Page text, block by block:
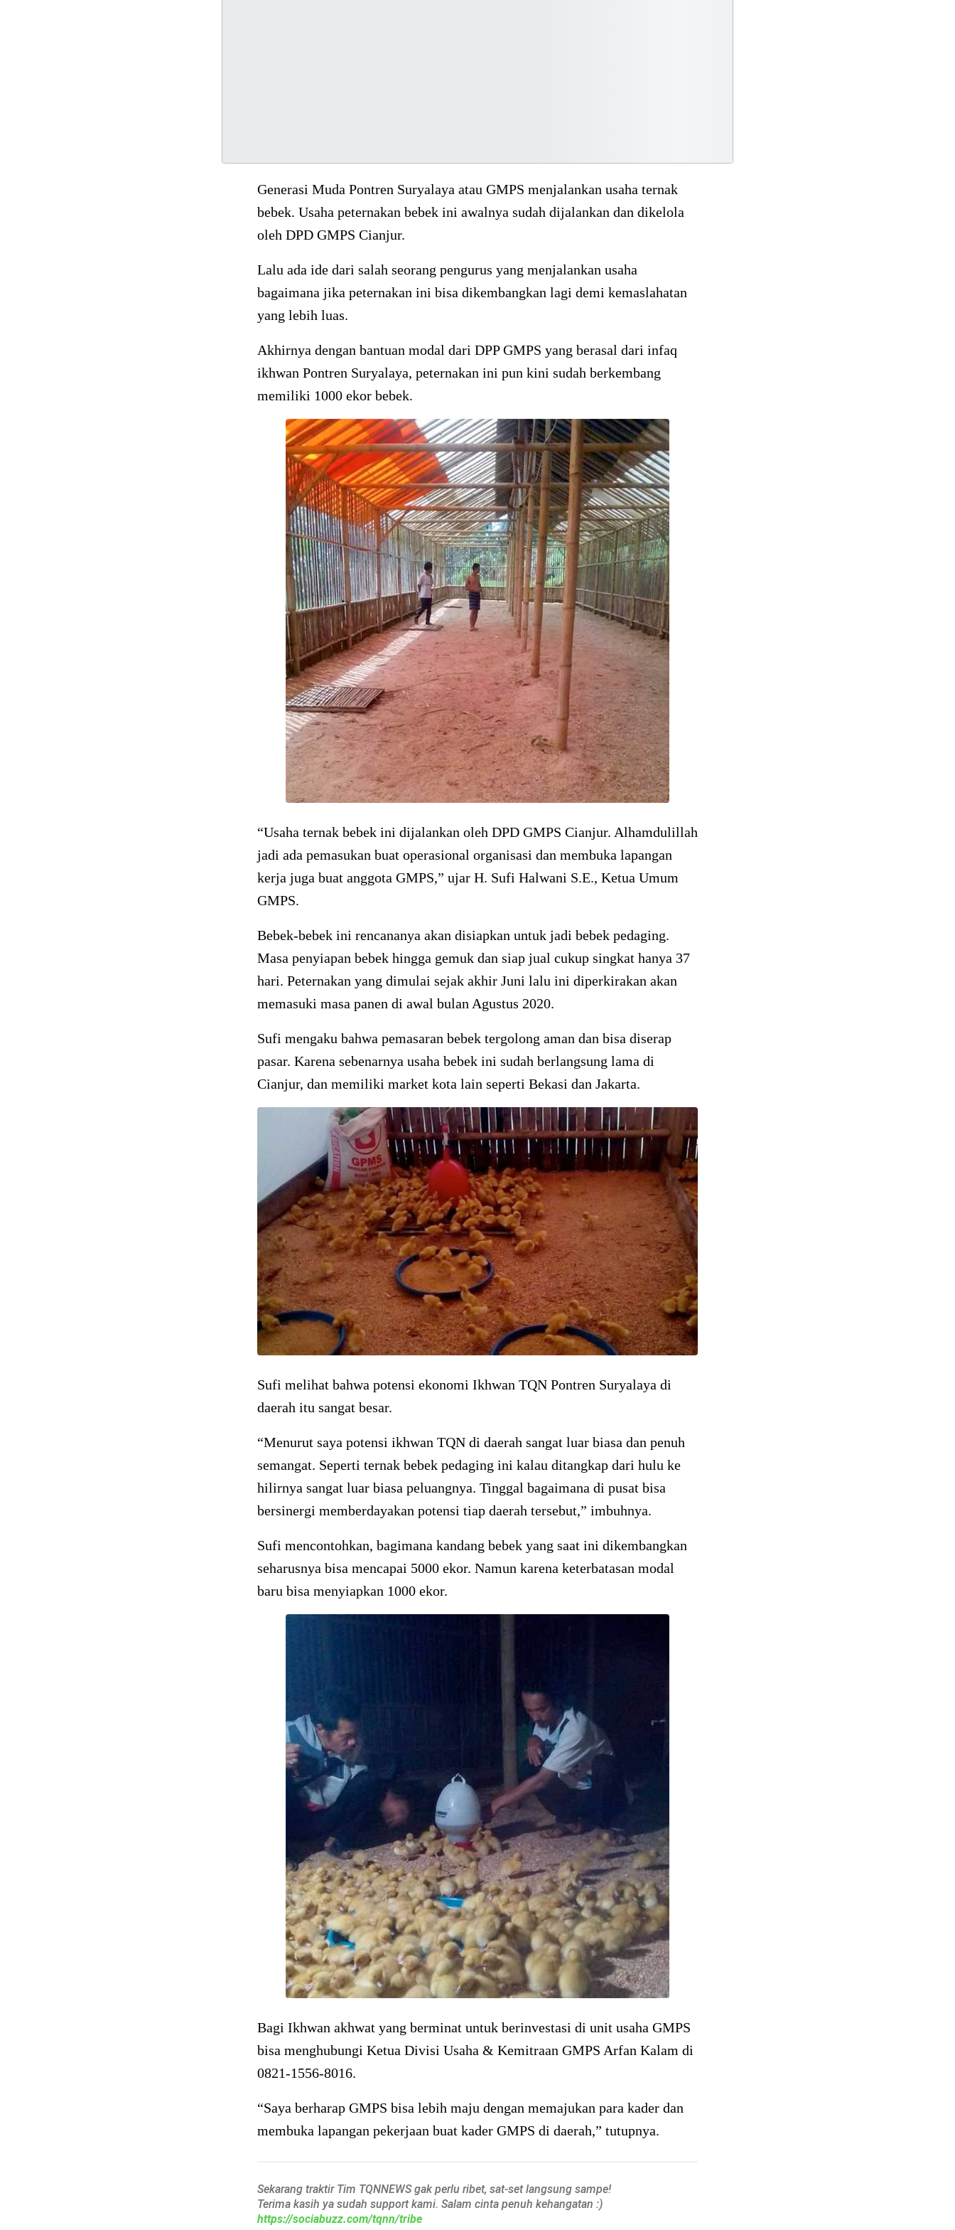
Generasi Muda Pontren Suryalaya atau GMPS menjalankan usaha ternak
bebek. Usaha peternakan bebek ini awalnya sudah dijalankan dan dikelola
oleh DPD GMPS Cianjur.
Lalu ada ide dari salah seorang pengurus yang menjalankan usaha
bagaimana jika peternakan ini bisa dikembangkan lagi demi kemaslahatan
yang lebih luas.
Akhirnya dengan bantuan modal dari DPP GMPS yang berasal dari infaq
ikhwan Pontren Suryalaya, peternakan ini pun kini sudah berkembang
memiliki 1000 ekor bebek.
“Usaha ternak bebek ini dijalankan oleh DPD GMPS Cianjur. Alhamdulillah
jadi ada pemasukan buat operasional organisasi dan membuka lapangan
kerja juga buat anggota GMPS,” ujar H. Sufi Halwani S.E., Ketua Umum
GMPS.
Bebek-bebek ini rencananya akan disiapkan untuk jadi bebek pedaging.
Masa penyiapan bebek hingga gemuk dan siap jual cukup singkat hanya 37
hari. Peternakan yang dimulai sejak akhir Juni lalu ini diperkirakan akan
memasuki masa panen di awal bulan Agustus 2020.
Sufi mengaku bahwa pemasaran bebek tergolong aman dan bisa diserap
pasar. Karena sebenarnya usaha bebek ini sudah berlangsung lama di
Cianjur, dan memiliki market kota lain seperti Bekasi dan Jakarta.
Sufi melihat bahwa potensi ekonomi Ikhwan TQN Pontren Suryalaya di
daerah itu sangat besar.
“Menurut saya potensi ikhwan TQN di daerah sangat luar biasa dan penuh
semangat. Seperti ternak bebek pedaging ini kalau ditangkap dari hulu ke
hilirnya sangat luar biasa peluangnya. Tinggal bagaimana di pusat bisa
bersinergi memberdayakan potensi tiap daerah tersebut,” imbuhnya.
Sufi mencontohkan, bagimana kandang bebek yang saat ini dikembangkan
seharusnya bisa mencapai 5000 ekor. Namun karena keterbatasan modal
baru bisa menyiapkan 1000 ekor.
Bagi Ikhwan akhwat yang berminat untuk berinvestasi di unit usaha GMPS
bisa menghubungi Ketua Divisi Usaha & Kemitraan GMPS Arfan Kalam di
0821-1556-8016.
“Saya berharap GMPS bisa lebih maju dengan memajukan para kader dan
membuka lapangan pekerjaan buat kader GMPS di daerah,” tutupnya.
Sekarang traktir Tim TQNNEWS gak perlu ribet, sat-set langsung sampe!
Terima kasih ya sudah support kami. Salam cinta penuh kehangatan :)
https://sociabuzz.com/tqnn/tribe